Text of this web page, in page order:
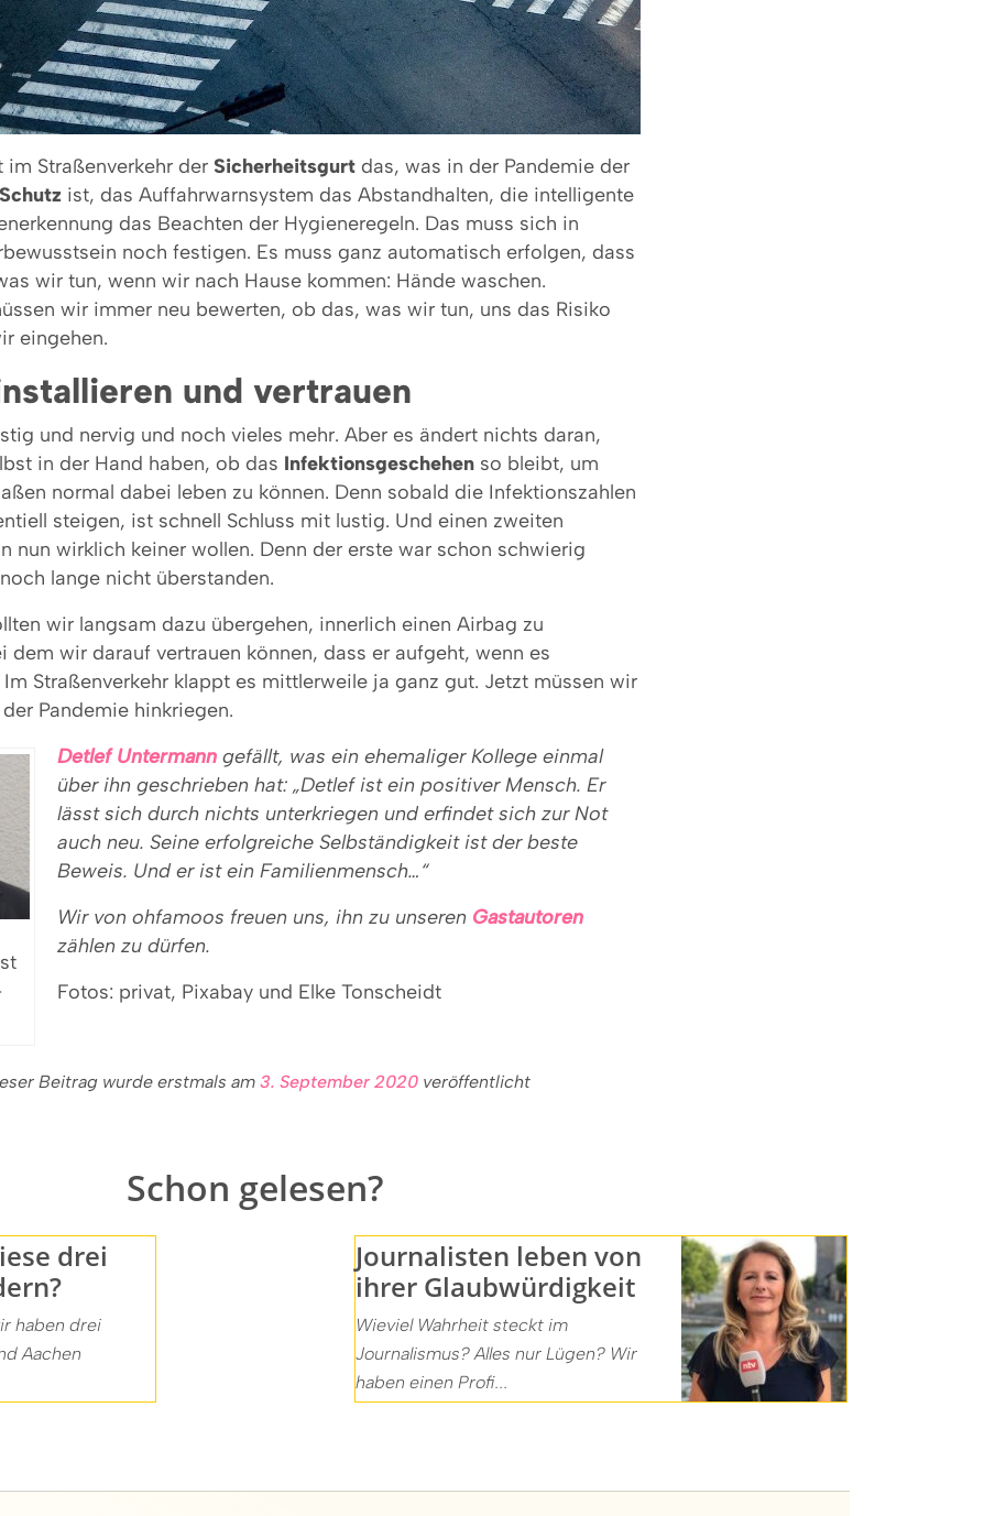
im Straßenverkehr der Sicherheitsgurt das, was in der Pandemie der
ist, das Auffahrwarnsystem das Abstandhalten, die intelligente
das Beachten der Hygieneregeln. Das muss sich in
noch festigen. Es muss ganz automatisch erfolgen, dass
wir tun, wenn wir nach Hause kommen: Hände waschen.
wir immer neu bewerten, ob das, was wir tun, uns das Risiko
eingehen.
und vertrauen
und nervig und noch vieles mehr. Aber es ändert nichts daran,
in der Hand haben, ob das Infektionsgeschehen so bleibt, um
normal dabei leben zu können. Denn sobald die Infektionszahlen
steigen, ist schnell Schluss mit lustig. Und einen zweiten
nun wirklich keiner wollen. Denn der erste war schon schwierig
lange nicht überstanden.
wir langsam dazu übergehen, innerlich einen Airbag zu
dem wir darauf vertrauen können, dass er aufgeht, wenn es
Straßenverkehr klappt es mittlerweile ja ganz gut. Jetzt müssen wir
Pandemie hinkriegen.
Detlef Untermann gefällt, was ein ehemaliger Kollege einmal
über ihn geschrieben hat: „Detlef ist ein positiver Mensch. Er
lässt sich durch nichts unterkriegen und erfindet sich zur Not
auch neu. Seine erfolgreiche Selbständigkeit ist der beste
Beweis. Und er ist ein Familienmensch…“
Wir von ohfamoos freuen uns, ihn zu unseren Gastautoren
zählen zu dürfen.
Fotos: privat, Pixabay und Elke Tonscheidt
Beitrag wurde erstmals am 3. September 2020veröffentlicht
Schon gelesen?
drei
haben drei
Aachen
Journalisten leben von
ihrer Glaubwürdigkeit
Wieviel Wahrheit steckt im
Journalismus? Alles nur Lügen? Wir
haben einen Profi...